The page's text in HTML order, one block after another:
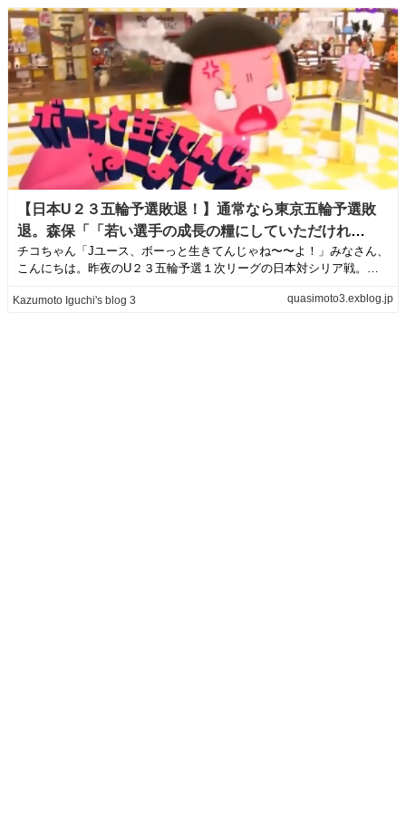
【日本U２３五輪予選敗退！】通常なら東京五輪予選敗
退。森保「「若い選手の成長の糧にしていただけれ
ば〜〜」→俺「これじゃ我が国のサッカーに未来は
な〜〜い！」 | Kazumoto Iguchi's blog 3
チコちゃん「Jユース、ボーっと生きてんじゃね〜〜よ！」みなさん、
こんにちは。昨夜のU２３五輪予選１次リーグの日本対シリア戦。ど
Kazumoto Iguchi's blog 3 quasimoto3.exblog.jp